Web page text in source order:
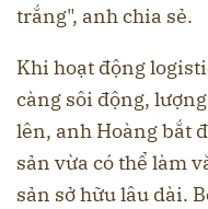
trắng", anh chia sẻ.
Khi hoạt động
càng sôi động,
lên, anh Hoàng bắt
sản vừa có thể làm
sản sở hữu lâu dài.